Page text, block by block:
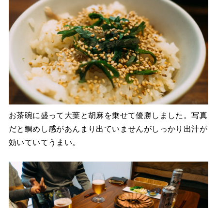
お茶碗に盛って大葉と胡麻を乗せて優勝しました。写真
だと鯛めし感があんまり出ていませんがしっかり出汁が
効いていてうまい。